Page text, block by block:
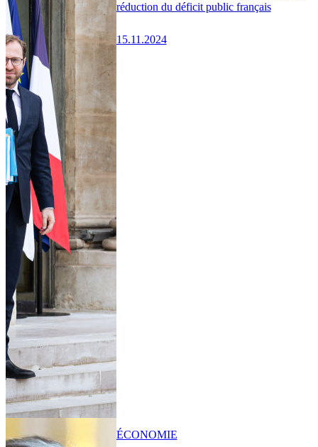
réduction du déficit public français
15.11.2024
ÉCONOMIE